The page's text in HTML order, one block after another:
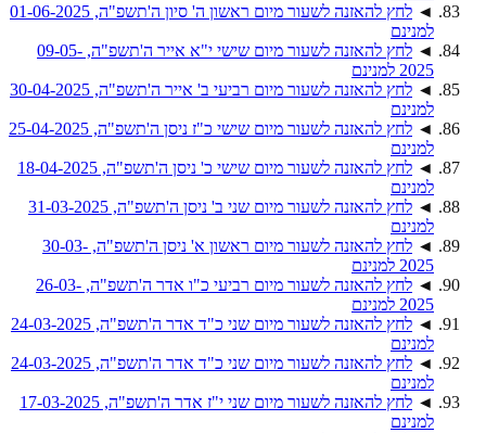
◄
לחץ להאזנה לשעור מיום ראשון ה' סיון ה'תשפ"ה, 01-06-2025
למנינם
◄
לחץ להאזנה לשעור מיום שישי י"א אייר ה'תשפ"ה, 09-05-
2025 למנינם
◄
לחץ להאזנה לשעור מיום רביעי ב' אייר ה'תשפ"ה, 30-04-2025
למנינם
◄
לחץ להאזנה לשעור מיום שישי כ"ז ניסן ה'תשפ"ה, 25-04-2025
למנינם
◄
לחץ להאזנה לשעור מיום שישי כ' ניסן ה'תשפ"ה, 18-04-2025
למנינם
◄
לחץ להאזנה לשעור מיום שני ב' ניסן ה'תשפ"ה, 31-03-2025
למנינם
◄
לחץ להאזנה לשעור מיום ראשון א' ניסן ה'תשפ"ה, 30-03-
2025 למנינם
◄
לחץ להאזנה לשעור מיום רביעי כ"ו אדר ה'תשפ"ה, 26-03-
2025 למנינם
◄
לחץ להאזנה לשעור מיום שני כ"ד אדר ה'תשפ"ה, 24-03-2025
למנינם
◄
לחץ להאזנה לשעור מיום שני כ"ד אדר ה'תשפ"ה, 24-03-2025
למנינם
◄
לחץ להאזנה לשעור מיום שני י"ז אדר ה'תשפ"ה, 17-03-2025
למנינם